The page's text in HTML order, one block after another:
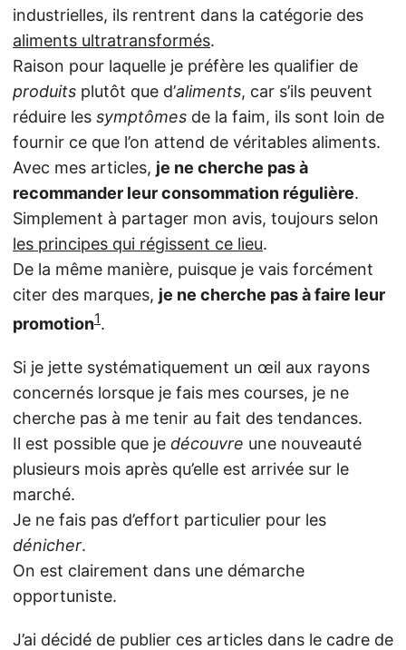
industrielles, ils rentrent dans la catégorie des
aliments ultratransformés.
Raison pour laquelle je préfère les qualifier de
produits plutôt que d’aliments, car s’ils peuvent
réduire les symptômes de la faim, ils sont loin de
fournir ce que l’on attend de véritables aliments.
Avec mes articles, je ne cherche pas à
recommander leur consommation régulière.
Simplement à partager mon avis, toujours selon
les principes qui régissent ce lieu.
De la même manière, puisque je vais forcément
citer des marques, je ne cherche pas à faire leur
promotion1.
Si je jette systématiquement un œil aux rayons
concernés lorsque je fais mes courses, je ne
cherche pas à me tenir au fait des tendances.
Il est possible que je découvre une nouveauté
plusieurs mois après qu’elle est arrivée sur le
marché.
Je ne fais pas d’effort particulier pour les
dénicher.
On est clairement dans une démarche
opportuniste.
J’ai décidé de publier ces articles dans le cadre de